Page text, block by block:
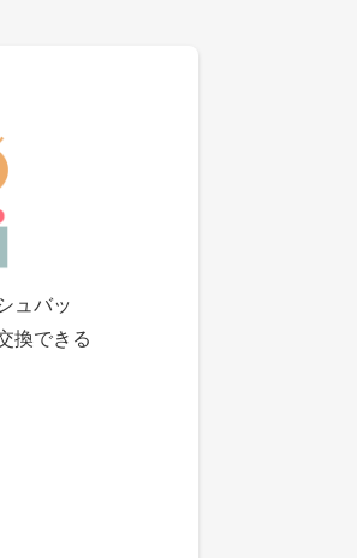
ュバッ
換できる